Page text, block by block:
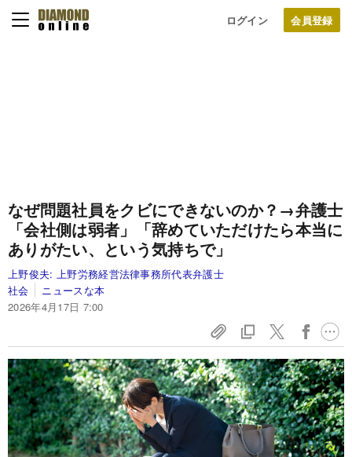
ログイン
なぜ問題社員をクビにできないのか？→弁護士
「会社側は弱者」「辞めていただけたら本当に
ありがたい、という気持ちで」
上野俊夫: 上野労務経営法律事務所代表弁護士
社会
ニュースな本
2026年4月17日 7:00